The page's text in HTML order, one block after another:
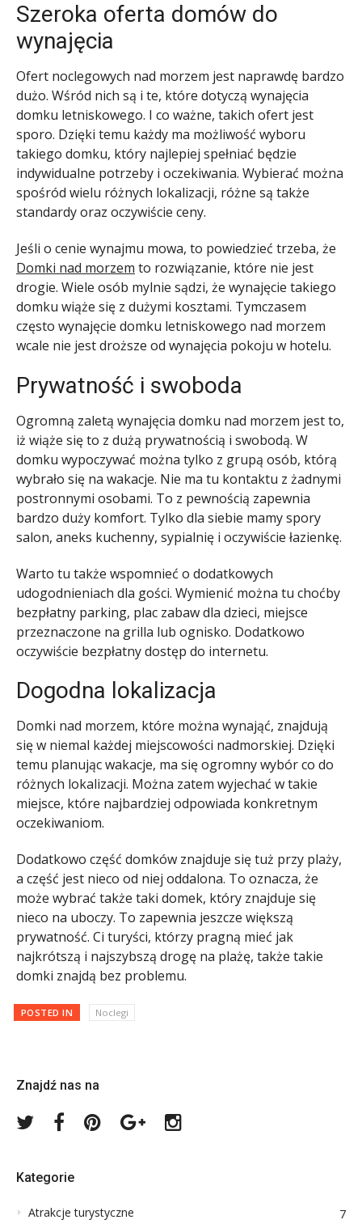
Szeroka oferta domów do
wynajęcia
Ofert noclegowych nad morzem jest naprawdę bardzo
dużo. Wśród nich są i te, które dotyczą wynajęcia
domku letniskowego. I co ważne, takich ofert jest
sporo. Dzięki temu każdy ma możliwość wyboru
takiego domku, który najlepiej spełniać będzie
indywidualne potrzeby i oczekiwania. Wybierać można
spośród wielu różnych lokalizacji, różne są także
standardy oraz oczywiście ceny.
Jeśli o cenie wynajmu mowa, to powiedzieć trzeba, że
Domki nad morzem to rozwiązanie, które nie jest
drogie. Wiele osób mylnie sądzi, że wynajęcie takiego
domku wiąże się z dużymi kosztami. Tymczasem
często wynajęcie domku letniskowego nad morzem
wcale nie jest droższe od wynajęcia pokoju w hotelu.
Prywatność i swoboda
Ogromną zaletą wynajęcia domku nad morzem jest to,
iż wiąże się to z dużą prywatnością i swobodą. W
domku wypoczywać można tylko z grupą osób, którą
wybrało się na wakacje. Nie ma tu kontaktu z żadnymi
postronnymi osobami. To z pewnością zapewnia
bardzo duży komfort. Tylko dla siebie mamy spory
salon, aneks kuchenny, sypialnię i oczywiście łazienkę.
Warto tu także wspomnieć o dodatkowych
udogodnieniach dla gości. Wymienić można tu choćby
bezpłatny parking, plac zabaw dla dzieci, miejsce
przeznaczone na grilla lub ognisko. Dodatkowo
oczywiście bezpłatny dostęp do internetu.
Dogodna lokalizacja
Domki nad morzem, które można wynająć, znajdują
się w niemal każdej miejscowości nadmorskiej. Dzięki
temu planując wakacje, ma się ogromny wybór co do
różnych lokalizacji. Można zatem wyjechać w takie
miejsce, które najbardziej odpowiada konkretnym
oczekiwaniom.
Dodatkowo część domków znajduje się tuż przy plaży,
a część jest nieco od niej oddalona. To oznacza, że
może wybrać także taki domek, który znajduje się
nieco na uboczy. To zapewnia jeszcze większą
prywatność. Ci turyści, którzy pragną mieć jak
najkrótszą i najszybszą drogę na plażę, także takie
domki znajdą bez problemu.
POSTED IN Noclegi
Znajdź nas na
Twitter FacebookPinterestGoogle
Plus
Instagram
Kategorie
Atrakcje turystyczne 7